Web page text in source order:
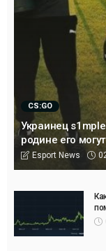
CS:GO
Украинец
родине его
Esport News